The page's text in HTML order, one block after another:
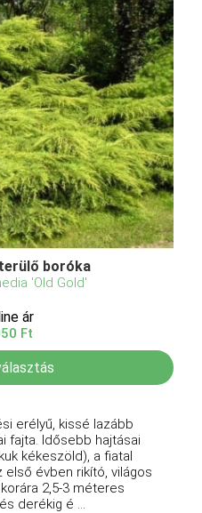
boróka
'Old Gold'
ár
Ft
erélyű, kissé lazább
fajta. Idősebb hajtásai
kékeszöld), a fiatal
évben rikító, világos
2,5-3 méteres
derékig é ...